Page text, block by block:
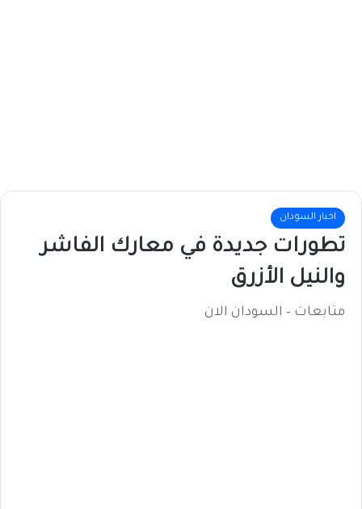
اخبار السودان
تطورات جديدة في معارك الفاشر
والنيل الأزرق
متابعات – السودان الان